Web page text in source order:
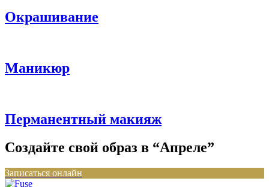
Окрашивание
Маникюр
Перманентный макияж
Создайте свой образ в “Апреле”
Записаться онлайн